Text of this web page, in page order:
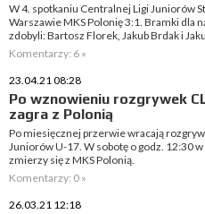
W 4. spotkaniu Centralnej Ligi Juniorów
Warszawie MKS Polonię 3:1. Bramki dla
zdobyli: Bartosz Florek, Jakub Brdak i
Komentarzy: 6 »
23.04.21 08:28
Po wznowieniu rozgrywek
zagra z Polonią
Po miesięcznej przerwie wracają
Juniorów U-17. W sobotę o godz. 12:30
zmierzy się z MKS Polonią.
Komentarzy: 0 »
26.03.21 12:18